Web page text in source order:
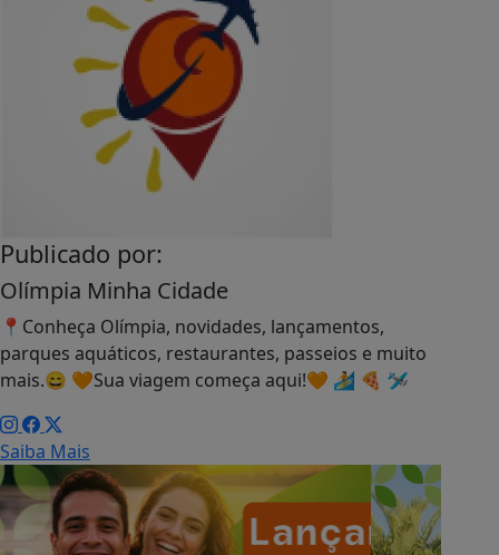
Publicado por:
Olímpia Minha Cidade
📍Conheça Olímpia, novidades, lançamentos,
parques aquáticos, restaurantes, passeios e muito
mais.😄 🧡Sua viagem começa aqui!🧡 🏄 🍕 🛩
Saiba Mais